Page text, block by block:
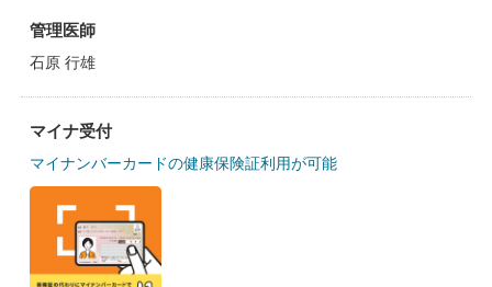
管理医師
石原 行雄
マイナ受付
マイナンバーカードの健康保険証利用が可能